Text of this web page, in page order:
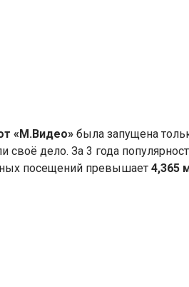
«М.Видео» была запущена
дело. За 3 года
посещений превышает 4,365